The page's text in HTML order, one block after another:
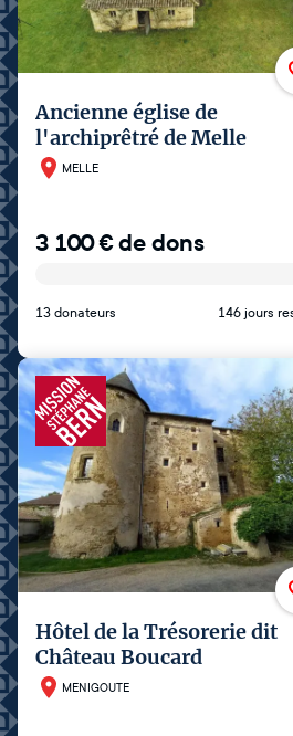
Ancienne église de
l'archiprêtré de Melle
MELLE
3 100€de dons
13 donateurs 146 jours
Hôtel de la Trésorerie dit
Château Boucard
MENIGOUTE